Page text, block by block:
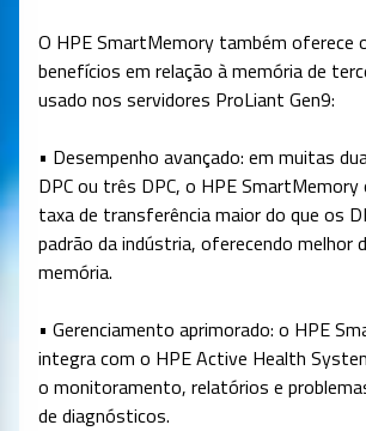
O HPE SmartMemory também oferece
benefícios em relação à memória de
usado nos servidores ProLiant Gen9:
• Desempenho avançado: em muitas
DPC ou três DPC, o HPE SmartMemory
taxa de transferência maior do que os
padrão da indústria, oferecendo melhor
memória.
• Gerenciamento aprimorado: o HPE
integra com o HPE Active Health
o monitoramento, relatórios e
de diagnósticos.